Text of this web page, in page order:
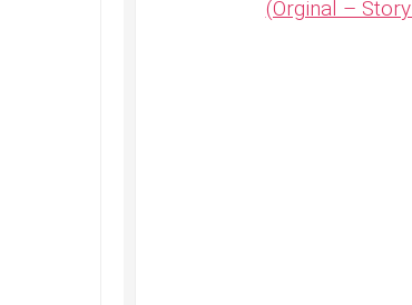
(Orginal –